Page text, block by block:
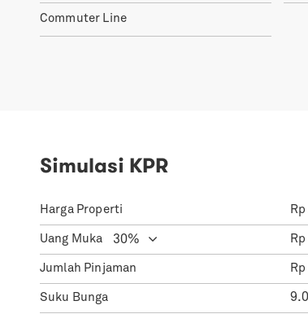
Commuter Line
Simulasi KPR
Harga Properti Rp
Uang Muka Rp
Jumlah Pinjaman Rp
Suku Bunga